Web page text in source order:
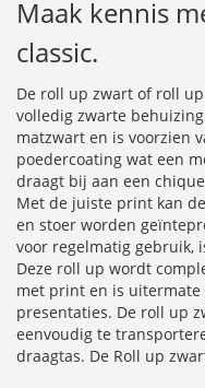
Maak kennis
classic.
De roll up zwart of roll
volledig zwarte
matzwart en is voorzien
poedercoating wat een
draagt bij aan een
Met de juiste print kan
en stoer worden
voor regelmatig gebruik,
Deze roll up wordt
met print en is uitermate
presentaties. De roll up
eenvoudig te
draagtas. De Roll up